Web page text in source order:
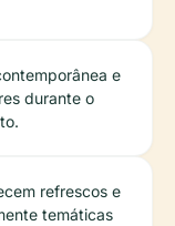
e
durante o
refrescos e
temáticas